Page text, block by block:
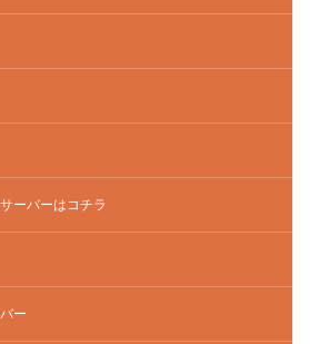
ーバーはコチラ
ー